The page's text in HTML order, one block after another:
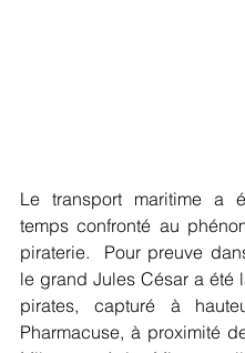
Le transport maritime a
temps confronté au
piraterie.  Pour preuve
le grand Jules César a été
pirates, capturé à
Pharmacuse, à proximité